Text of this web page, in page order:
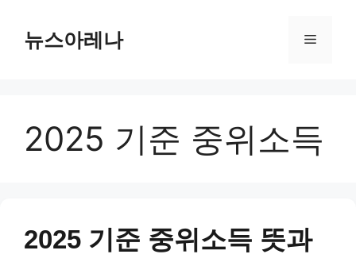
content뉴스아레나 Menu
2025 기준 중위소득
2025 기준 중위소득 뜻과